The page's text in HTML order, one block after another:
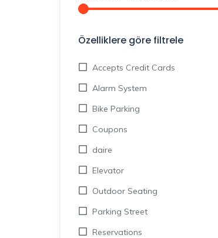
Özelliklere göre filtrele
Accepts Credit Cards
Alarm System
Bike Parking
Coupons
daire
Elevator
Outdoor Seating
Parking Street
Reservations